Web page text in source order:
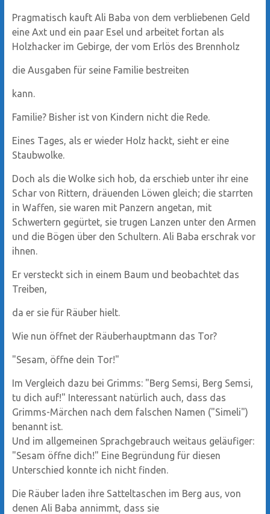
Pragmatisch kauft Ali Baba von dem verbliebenen Geld
eine Axt und ein paar Esel und arbeitet fortan als
Holzhacker im Gebirge, der vom Erlös des Brennholz
die Ausgaben für seine Familie bestreiten
kann.
Familie? Bisher ist von Kindern nicht die Rede.
Eines Tages, als er wieder Holz hackt, sieht er eine
Staubwolke.
Doch als die Wolke sich hob, da erschieb unter ihr eine
Schar von Rittern, dräuenden Löwen gleich; die starrten
in Waffen, sie waren mit Panzern angetan, mit
Schwertern gegürtet, sie trugen Lanzen unter den Armen
und die Bögen über den Schultern. Ali Baba erschrak vor
ihnen.
Er versteckt sich in einem Baum und beobachtet das
Treiben,
da er sie für Räuber hielt.
Wie nun öffnet der Räuberhauptmann das Tor?
"Sesam, öffne dein Tor!"
Im Vergleich dazu bei Grimms: "Berg Semsi, Berg Semsi,
tu dich auf!" Interessant natürlich auch, dass das
Grimms-Märchen nach dem falschen Namen ("Simeli")
benannt ist.
Und im allgemeinen Sprachgebrauch weitaus geläufiger:
"Sesam öffne dich!" Eine Begründung für diesen
Unterschied konnte ich nicht finden.
Die Räuber laden ihre Satteltaschen im Berg aus, von
denen Ali Baba annimmt, dass sie